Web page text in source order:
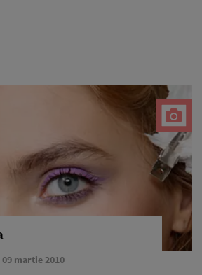
09 martie 2010